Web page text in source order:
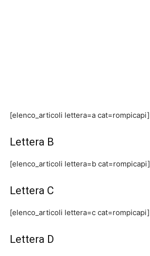
[elenco_articoli lettera=a cat=rompicapi]
Lettera B
[elenco_articoli lettera=b cat=rompicapi]
Lettera C
[elenco_articoli lettera=c cat=rompicapi]
Lettera D